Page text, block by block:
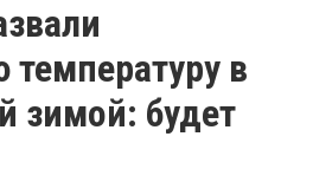
в
зимой: будет